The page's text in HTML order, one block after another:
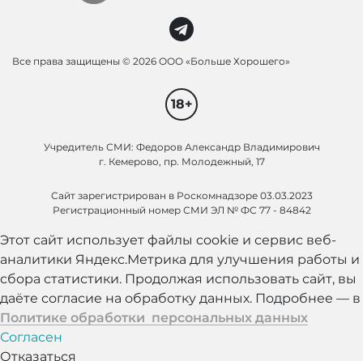
Все права защищены © 2026 ООО «Больше Хорошего»
18+
Учредитель СМИ: Федоров Александр Владимирович
г. Кемерово, пр. Молодежный, 17
Сайт зарегистрирован в Роскомнадзоре 03.03.2023
Регистрационный номер СМИ ЭЛ № ФС 77 - 84842
Этот сайт использует файлы cookie и сервис веб-
аналитики Яндекс.Метрика для улучшения работы и
сбора статистики. Продолжая использовать сайт, вы
даёте согласие на обработку данных. Подробнее — в
Политике обработки персональных данных
Согласен
Отказаться